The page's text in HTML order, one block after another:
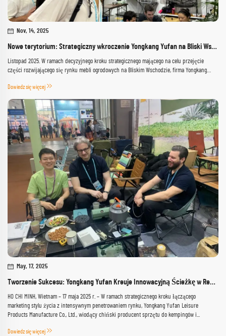
Nov, 14, 2025
Nowe terytorium: Strategiczny wkroczenie Yongkang Yufan na Bliski Wschód na Targach Meblowych na Otwartym Powietrzu w Dżuddze
Listopad 2025. W ramach decyzyjnego kroku strategicznego mającego na celu przejęcie
części rozwijającego się rynku mebli ogrodowych na Bliskim Wschodzie, firma Yongkang
Jeddah Outdoor F...
Dowiedz się więcej
May, 17, 2025
Tworzenie Sukcesu: Yongkang Yufan Kreuje Innowacyjną Ścieżkę w Regionie AZJA–PACYFIK dzięki Strategicznym Partnerstwom z Wietnamskimi Sieciami Kawiarni
HO CHI MINH, Wietnam – 17 maja 2025 r. – W ramach strategicznego kroku łączącego
marketing stylu życia z intensywnym penetrowaniem rynku, Yongkang Yufan Leisure
Products Manufacture Co., Ltd., wiodący chiński producent sprzętu do kempingów i...
Dowiedz się więcej